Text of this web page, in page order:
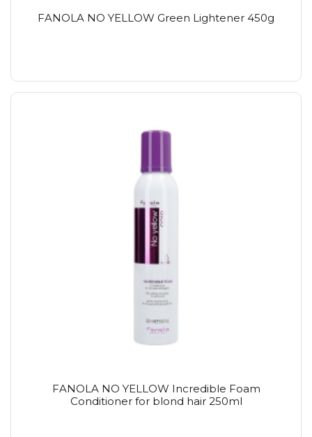
FANOLA NO YELLOW Green Lightener 450g
FANOLA NO YELLOW Incredible Foam
Conditioner for blond hair 250ml